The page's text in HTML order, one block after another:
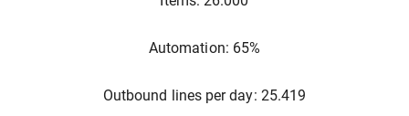
Automation: 65%
Outbound lines per day: 25.419